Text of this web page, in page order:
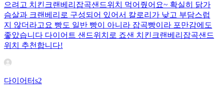
으려고 치킨크랜베리잡곡샌드위치 먹어줬어요~ 확실히 닭가
슴살과 크랜베리로 구성되어 있어서 칼로리가 낮고 부담스럽
지 않더라고요 빵도 일반 빵이 아니라 잡곡빵이라 포만감에도
좋았습니다 다이어트 샌드위치로 죠샌 치킨크랜베리잡곡샌드
위치 추천합니다!
다이어터s2